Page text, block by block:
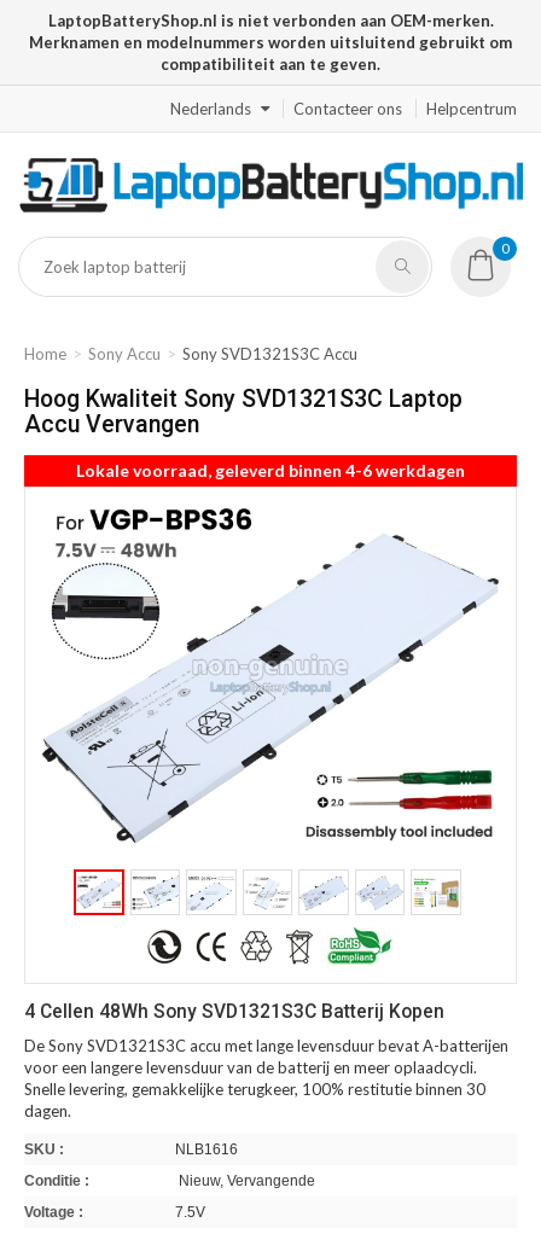
LaptopBatteryShop.nl is niet verbonden aan OEM-merken.
Merknamen en modelnummers worden uitsluitend gebruikt om
compatibiliteit aan te geven.
Nederlands Contacteer ons Helpcentrum
0
Home Sony Accu Sony SVD1321S3C Accu
Hoog Kwaliteit Sony SVD1321S3C Laptop
Accu Vervangen
Lokale voorraad, geleverd binnen 4-6 werkdagen
4 Cellen 48Wh Sony SVD1321S3C Batterij Kopen
De Sony SVD1321S3C accu met lange levensduur bevat A-batterijen
voor een langere levensduur van de batterij en meer oplaadcycli.
Snelle levering, gemakkelijke terugkeer, 100% restitutie binnen 30
dagen.
SKU :
NLB1616
Conditie :
Nieuw, Vervangende
Voltage :
7.5V